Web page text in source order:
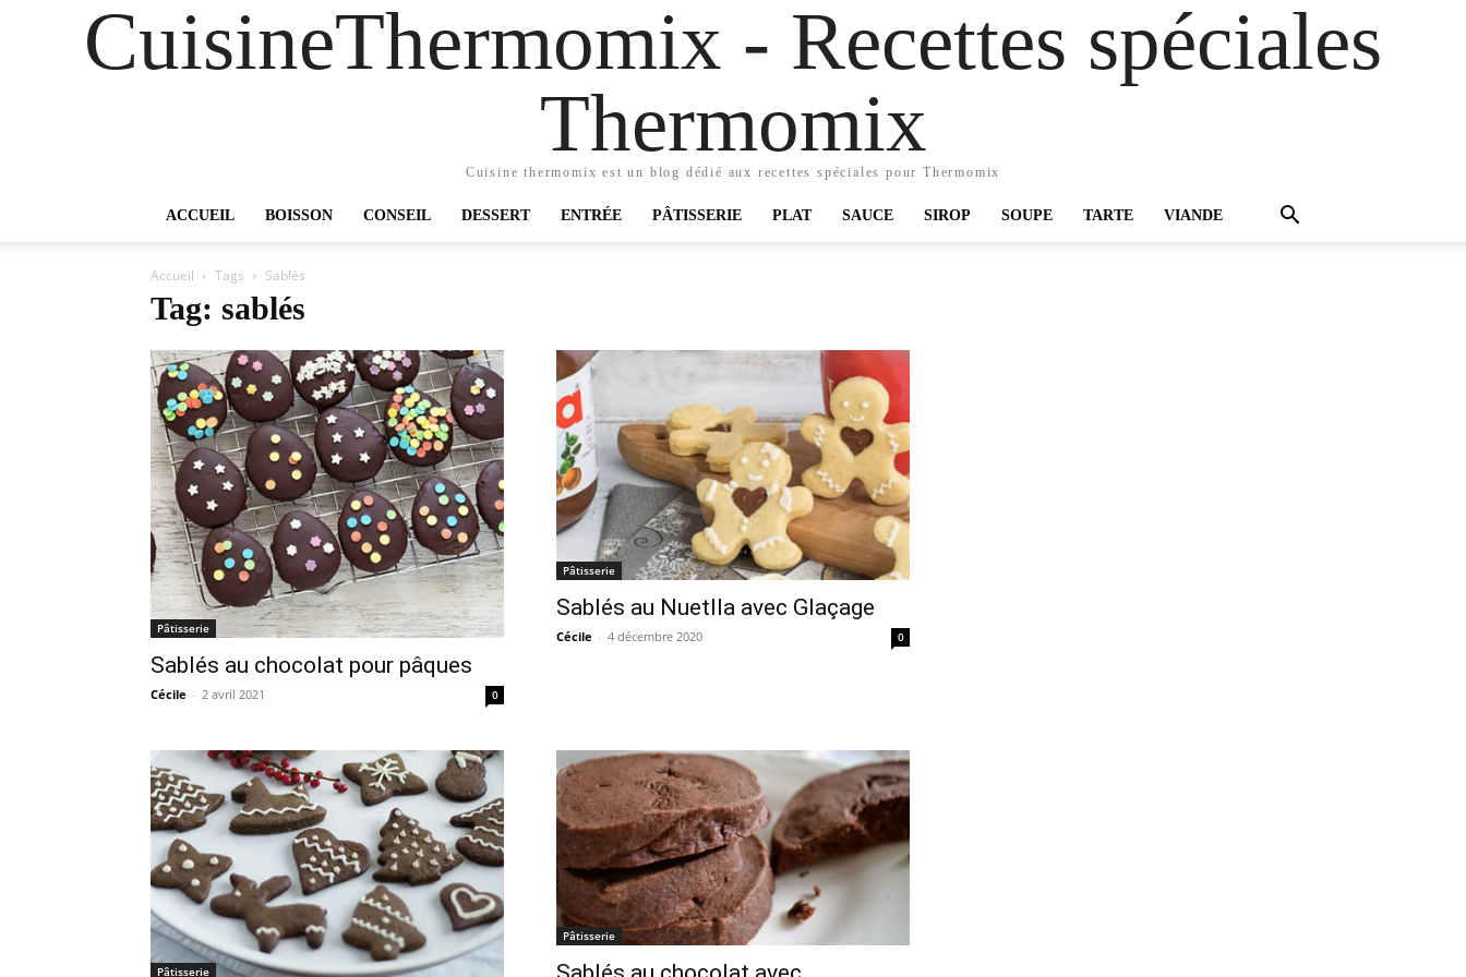
CuisineThermomix - Recettes spéciales
Thermomix
Cuisine thermomix est un blog dédié aux recettes spéciales pour Thermomix
ACCUEIL BOISSON CONSEIL DESSERT ENTRÉE PÂTISSERIE PLAT SAUCE SIROP SOUPE TARTE VIANDE
Accueil Tags Sablés
Tag: sablés
Pâtisserie
Sablés au chocolat pour pâques
Cécile - 2 avril 2021 0
Pâtisserie
Sablés au Nuetlla avec Glaçage
Cécile - 4 décembre 2020 0
Pâtisserie
Pâtisserie